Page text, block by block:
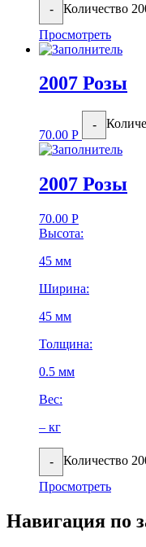
- Количество
Просмотреть
2007 Розы
70.00 Р
-
2007 Розы
70.00 Р
Высота:
45 мм
Ширина:
45 мм
Толщина:
0.5 мм
Вес:
– кг
- Количество
Просмотреть
Навигация по